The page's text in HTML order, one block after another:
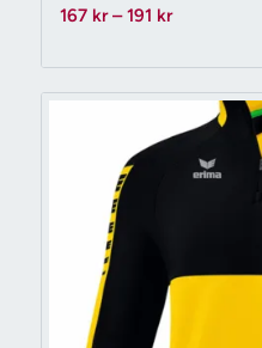
167 kr – 191 krPrisintervall:
till
191 kr